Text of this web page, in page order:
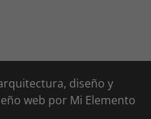
diseño y
web por Mi Elemento